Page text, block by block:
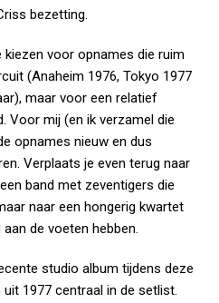
bezetting.
voor opnames die ruim
(Anaheim 1976, Tokyo 1977
maar voor een relatief
Voor mij (en ik verzamel die
opnames nieuw en dus
Verplaats je even terug naar
band met zeventigers die
naar een hongerig kwartet
de voeten hebben.
studio album tijdens deze
1977 centraal in de setlist.